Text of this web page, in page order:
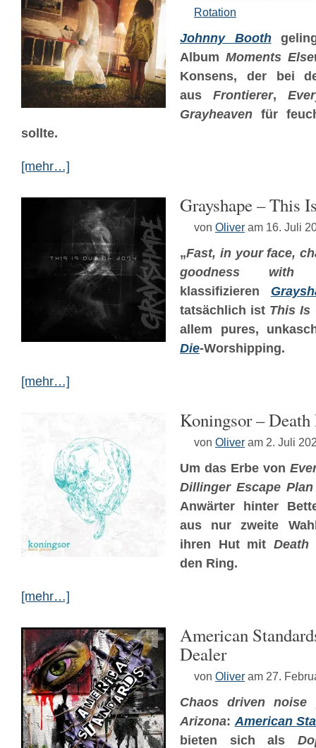
Rotation
Johnny Booth
Album Moments
Konsens, der bei
ausFrontierer,
Grayheaven für
sollte.
[mehr…]
Grayshape – This
von Oliver am 16. Juli
„Fast, in your face,
goodness with
klassifizieren
tatsächlich ist This Is
allem pures,
Die-Worshipping.
[mehr…]
Koningsor – Death
von Oliver am 2. Juli
Um das Erbe von
Dillinger Escape Plan
Anwärter hinter
aus nur zweite
ihren Hut mit Death
den Ring.
[mehr…]
American
Dealer
von Oliver am 27.
Chaos driven noise
Arizona:American
bieten sich als